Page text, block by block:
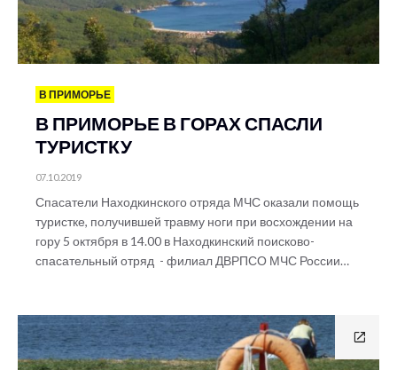
В ПРИМОРЬЕ
В ПРИМОРЬЕ В ГОРАХ СПАСЛИ
ТУРИСТКУ
07.10.2019
Спасатели Находкинского отряда МЧС оказали помощь
туристке, получившей травму ноги при восхождении на
гору 5 октября в 14.00 в Находкинский поисково-
спасательный отряд - филиал ДВРПСО МЧС России…